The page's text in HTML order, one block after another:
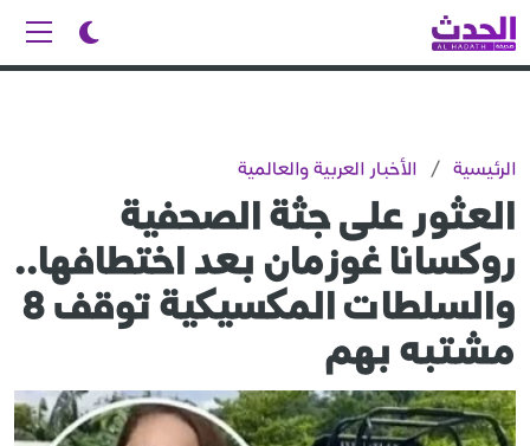
الرئيسية / الأخبار العربية والعالمية
العثور على جثة الصحفية
روكسانا غوزمان بعد اختطافها..
والسلطات المكسيكية توقف 8
مشتبه بهم